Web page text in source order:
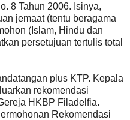
8 Tahun 2006. Isinya,
jemaat (tentu beragama
(Islam, Hindu dan
persetujuan tertulis total
plus KTP. Kepala
rekomendasi
HKBP Filadelfia.
Rekomendasi